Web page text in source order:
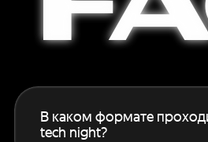
В каком формате
tech night?